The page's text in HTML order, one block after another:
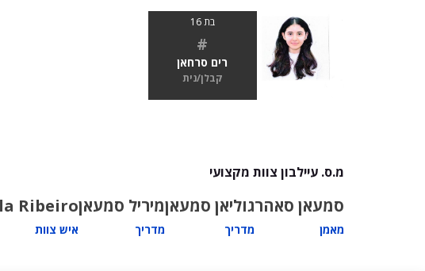
בת 16
#
רים סרחאן
קבלן/נית
מ.ס. עיילבון צוות מקצועי
סמעאן סאהר
מאמן
גוליאן סמעאן
מדריך
מיריל סמעאן
מדריך
Ribeiro
איש צוות